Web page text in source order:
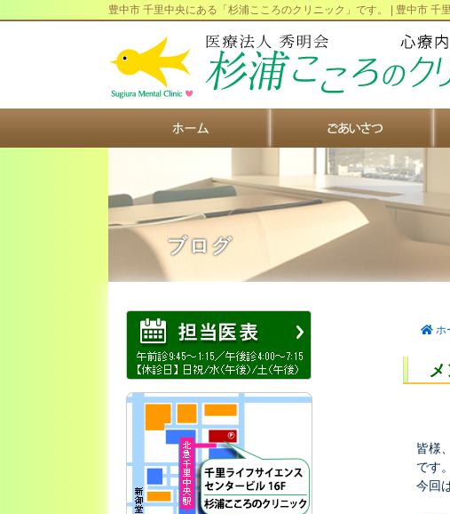
豊中市 千里中央にある「杉浦こころのクリニック」です。 | 豊中市 千
ブログ
ホ
皆様
です。
今回